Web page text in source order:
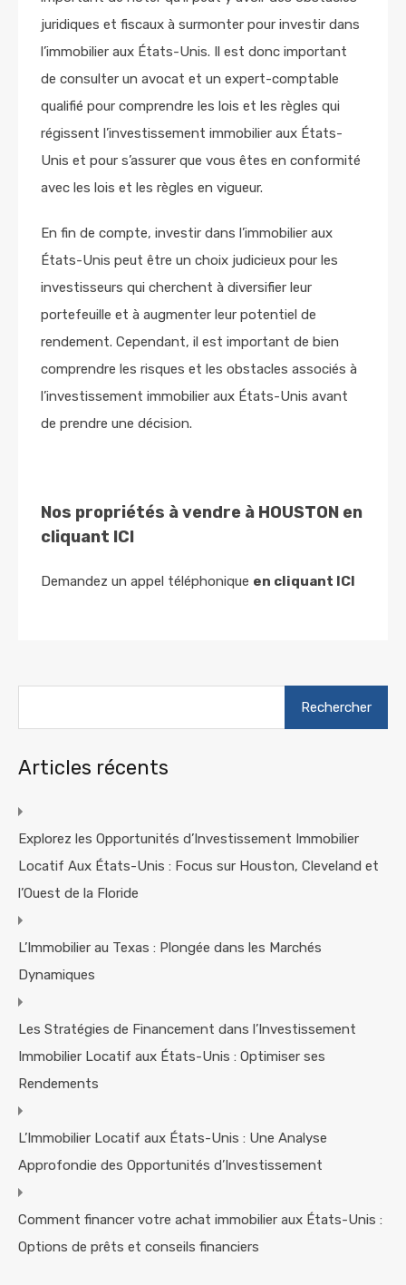
juridiques et fiscaux à surmonter pour investir dans
l’immobilier aux États-Unis. Il est donc important
de consulter un avocat et un expert-comptable
qualifié pour comprendre les lois et les règles qui
régissent l’investissement immobilier aux États-
Unis et pour s’assurer que vous êtes en conformité
avec les lois et les règles en vigueur.
En fin de compte, investir dans l’immobilier aux
États-Unis peut être un choix judicieux pour les
investisseurs qui cherchent à diversifier leur
portefeuille et à augmenter leur potentiel de
rendement. Cependant, il est important de bien
comprendre les risques et les obstacles associés à
l’investissement immobilier aux États-Unis avant
de prendre une décision.
Nos propriétés à vendre à HOUSTON en
cliquant ICI
Demandez un appel téléphonique en cliquant ICI
Articles récents
Explorez les Opportunités d’Investissement Immobilier
Locatif Aux États-Unis : Focus sur Houston, Cleveland et
l’Ouest de la Floride
L’Immobilier au Texas : Plongée dans les Marchés
Dynamiques
Les Stratégies de Financement dans l’Investissement
Immobilier Locatif aux États-Unis : Optimiser ses
Rendements
L’Immobilier Locatif aux États-Unis : Une Analyse
Approfondie des Opportunités d’Investissement
Comment financer votre achat immobilier aux États-Unis :
Options de prêts et conseils financiers